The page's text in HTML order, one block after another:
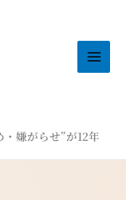
嫌がらせ”が12年